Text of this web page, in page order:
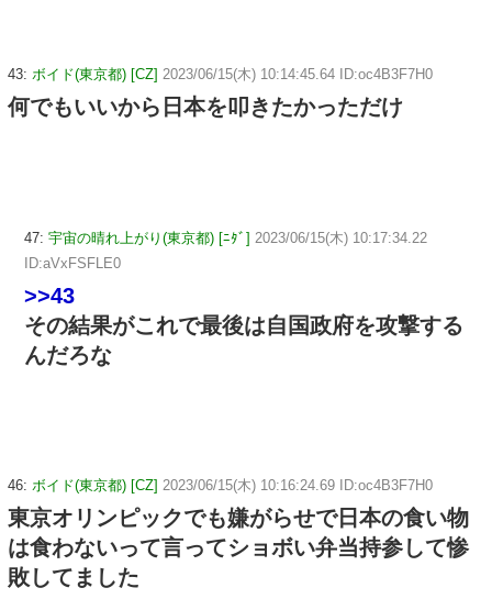
43: ボイド(東京都) [CZ] 2023/06/15(木) 10:14:45.64 ID:oc4B3F7H0
何でもいいから日本を叩きたかっただけ
47: 宇宙の晴れ上がり(東京都) [ﾆﾀﾞ] 2023/06/15(木) 10:17:34.22
ID:aVxFSFLE0
>>43
その結果がこれで最後は自国政府を攻撃する
んだろな
46: ボイド(東京都) [CZ] 2023/06/15(木) 10:16:24.69 ID:oc4B3F7H0
東京オリンピックでも嫌がらせで日本の食い物
は食わないって言ってショボい弁当持参して惨
敗してました